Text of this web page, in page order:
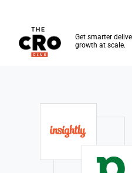
Get smarter
growth at scale.